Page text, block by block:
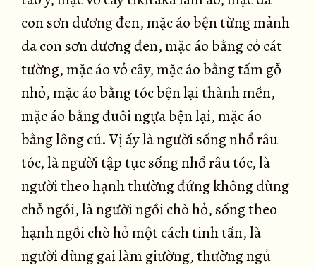
con sơn dương đen, mặc áo bện từng mảnh
da con sơn dương đen, mặc áo bằng cỏ cát
tường, mặc áo vỏ cây, mặc áo bằng tấm gỗ
nhỏ, mặc áo bằng tóc bện lại thành mền,
mặc áo bằng đuôi ngựa bện lại, mặc áo
bằng lông cú. Vị ấy là người sống nhổ râu
tóc, là người tập tục sống nhổ râu tóc, là
người theo hạnh thường đứng không dùng
chỗ ngồi, là người ngồi chò hỏ, sống theo
hạnh ngồi chò hỏ một cách tinh tấn, là
người dùng gai làm giường, thường ngủ